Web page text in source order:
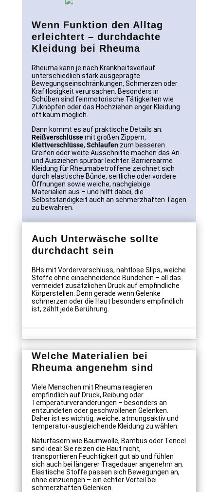
Wenn Funktion den Alltag
erleichtert – durchdachte
Kleidung bei Rheuma
Rheuma kann je nach Krankheitsverlauf
unterschiedlich stark ausgeprägte
Bewegungseinschränkungen, Schmerzen oder
Kraftlosigkeit verursachen. Besonders in
Schüben sind feinmotorische Tätigkeiten wie
Zuknöpfen oder das Hochziehen enger Kleidung
oft kaum möglich.
Dann kommt es auf praktische Details an:
Reißverschlüssemit großen Zippern,
Klettverschlüsse, Schlaufenzum besseren
Greifen oder weite Ausschnitte machen das An-
und Ausziehen spürbar leichter. Barrierearme
Kleidung für Rheumabetroffene zeichnet sich
durch elastische Bünde, seitliche oder vordere
Öffnungen sowie weiche, nachgiebige
Materialien aus – und hilft dabei, die
Selbstständigkeit auch an schmerzhaften Tagen
zu bewahren.
Auch Unterwäsche sollte
durchdacht sein
BHs mit Vorderverschluss, nahtlose Slips, weiche
Stoffe ohne einschneidende Bündchen – all das
vermeidet zusätzlichen Druck auf empfindliche
Körperstellen. Denn gerade wenn Gelenke
schmerzen oder die Haut besonders empfindlich
ist, zählt jede Berührung.
Welche Materialien bei
Rheuma angenehm sind
Viele Menschen mit Rheuma reagieren
empfindlich auf Druck, Reibung oder
Temperaturveränderungen – besonders an
entzündeten oder geschwollenen Gelenken.
Daher ist es wichtig, weiche, atmungsaktiv und
temperatur-ausgleichende Kleidung zu wählen.
Naturfasern wie Baumwolle, Bambus oder Tencel
sind ideal: Sie reizen die Haut nicht,
transportieren Feuchtigkeit gut ab und fühlen
sich auch bei längerer Tragedauer angenehm an.
Elastische Stoffe passen sich Bewegungen an,
ohne einzuengen – ein echter Vorteil bei
schmerzhaften Gelenken.